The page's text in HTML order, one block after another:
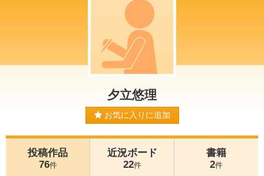
夕立悠理
お気に入りに追加
投稿作品
76件
近況ボード
22件
書籍
2件